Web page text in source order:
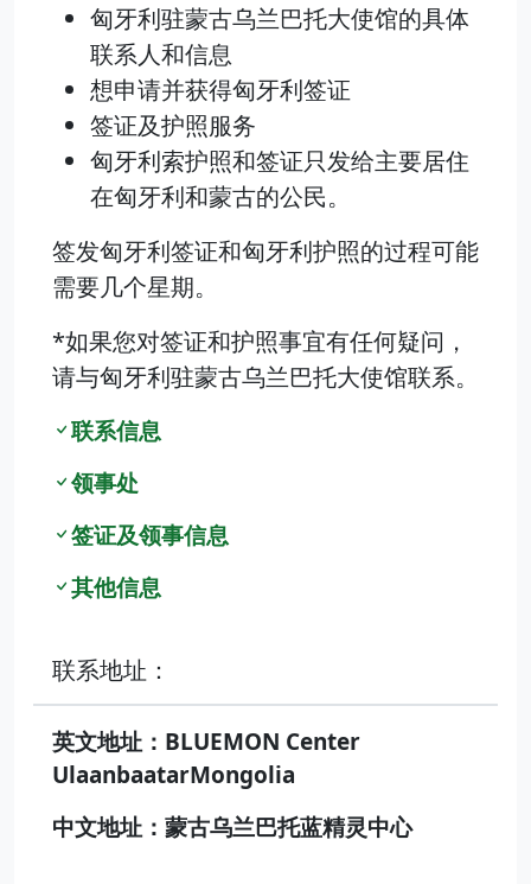
匈牙利驻蒙古乌兰巴托大使馆的具体
联系人和信息
想申请并获得匈牙利签证
签证及护照服务
匈牙利索护照和签证只发给主要居住
在匈牙利和蒙古的公民。
签发匈牙利签证和匈牙利护照的过程可能
需要几个星期。
*如果您对签证和护照事宜有任何疑问，
请与匈牙利驻蒙古乌兰巴托大使馆联系。
联系信息
领事处
签证及领事信息
其他信息
联系地址：
英文地址：BLUEMON Center
UlaanbaatarMongolia
中文地址：蒙古乌兰巴托蓝精灵中心